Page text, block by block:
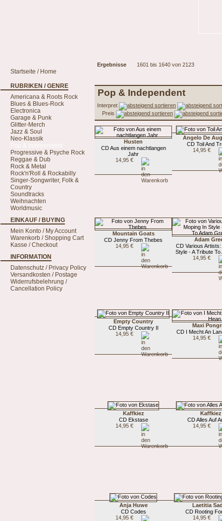
Ergebnisse 1601 bis 1640 von 2123
Startseite / Home
RUBRIKEN / GENRE
Americana & Roots Rock
Blues & Blues-Rock
Electronica
Garage & Punk
Glitter-Merch
Jazz & Soul
Neo-Klassik
Progressive & Psyche Rock
Reggae & Dub
Rock & Metal
Rock'n'Roll & Rockabilly
Singer-Songwriter, Folk &
Country
Soundtracks
Weihnachten
Worldmusic
EINKAUF / BUYING
Mein Konto / My Account
Warenkorb / Shopping Cart
Kasse / Checkout
INFORMATION
Datenschutz / Privacy Policy
Versandkosten / Postage
Widerrufsbelehrung /
Cancellation Policy
Pop & Independent
Interpret
Preis
Husten
CD Aus einem nachtlangen
Jahr
14,95 €
Angelo De
CD Toil And
14,95 €
Mountain Goats
CD Jenny From Thebes
14,95 €
Adam
CD Various
Style - A Tribute
14,95 €
Empty Country
CD Empty Country II
14,95 €
Maxi
CD I Mecht An
14,95 €
Kaffkiez
CD Ekstase
14,95 €
Kaffkiez
CD Alles Auf
14,95 €
Anja Huwe
CD Codes
14,95 €
Laetitia
CD Rooting
14,95 €